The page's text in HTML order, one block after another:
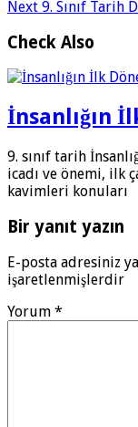
Next 9. Sınıf Tarih
Check Also
İnsanlığın
9. sınıf tarih
icadı ve önemi, ilk
kavimleri konuları
Bir yanıt yazın
E-posta adresiniz
işaretlenmişlerdir
Yorum *